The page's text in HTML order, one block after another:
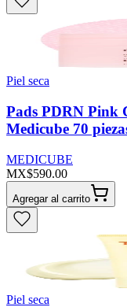
Piel seca
Pads PDRN Pink
Medicube 70
MEDICUBE
MX$590.00
Agregar al carrito
Piel seca